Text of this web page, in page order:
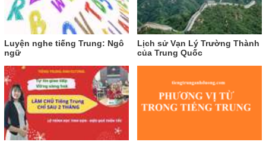
Luyện nghe tiếng Trung: Ngô
ngữ
Lịch sử Vạn Lý Trường Thành
của Trung Quốc